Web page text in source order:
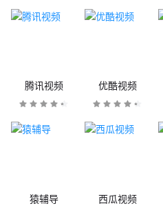
腾讯视频 优酷视频
猿辅导 西瓜视频